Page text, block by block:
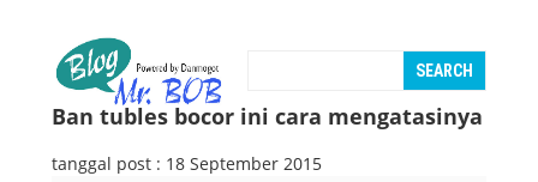
Ban tubles bocor ini cara mengatasinya
tanggal post : 18 September 2015